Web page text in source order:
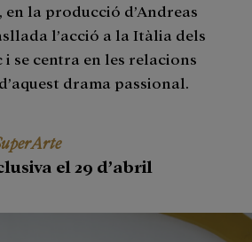
, en la producció d’Andreas
l’acció a la Itàlia dels
i se centra en les relacions
drama passional.
el 29 d’abril